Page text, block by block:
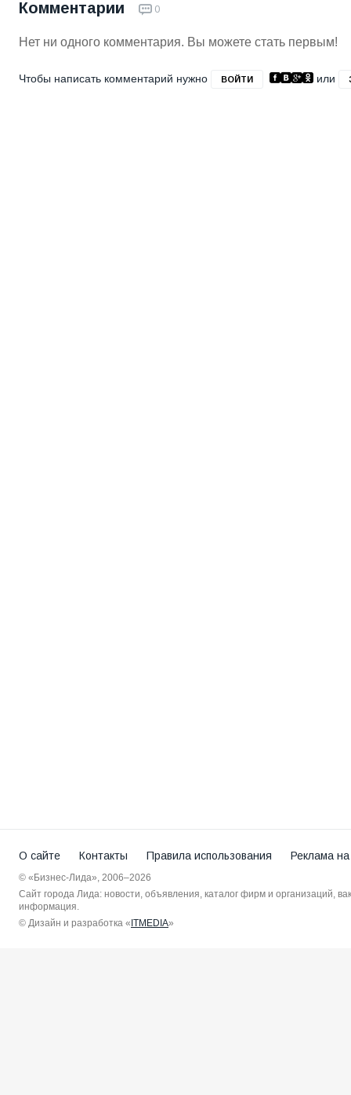
Комментарии 0
Нет ни одного комментария. Вы можете стать первым!
Чтобы написать комментарий нужно ВОЙТИ или
О сайте Контакты Правила использования Реклама
© «Бизнес-Лида», 2006–2026
Сайт города Лида: новости, объявления, каталог фирм и организаций,
информация.
© Дизайн и разработка « ITMEDIA»